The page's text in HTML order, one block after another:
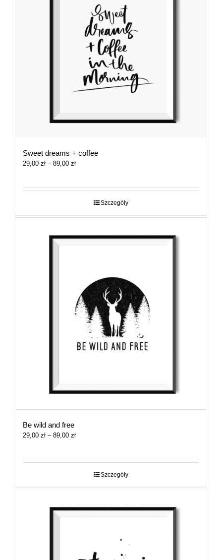
Sweet dreams + coffee
29,00 zł – 89,00 złZakres
29,00 zł
Szczegóły
Be wild and free
29,00 zł – 89,00 złZakres
29,00 zł
Szczegóły